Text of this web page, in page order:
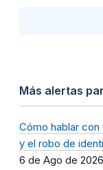
Más alertas
Cómo hablar
y el robo de
6 de Ago de 2026